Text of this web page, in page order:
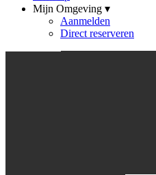
Mijn Omgeving ▾
Aanmelden
Direct reserveren